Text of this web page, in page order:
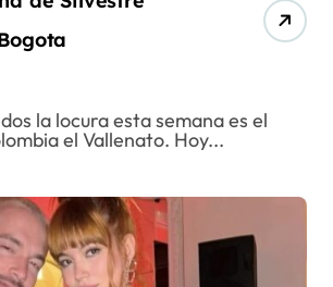
el Vallenato. Hoy...